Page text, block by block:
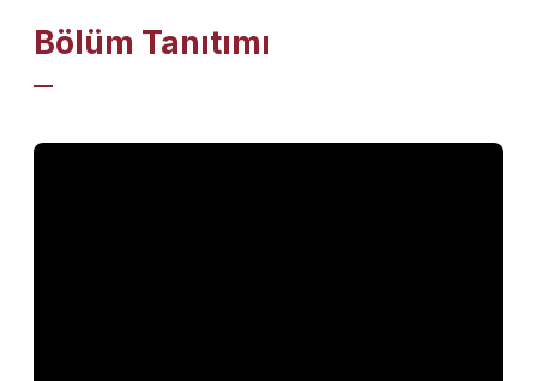
Bölüm Tanıtımı